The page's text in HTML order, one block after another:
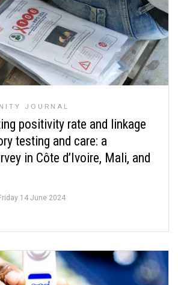
JOURNAL
positivity rate and linkage
testing and care: a
in Côte d’Ivoire, Mali, and
14 June 2024